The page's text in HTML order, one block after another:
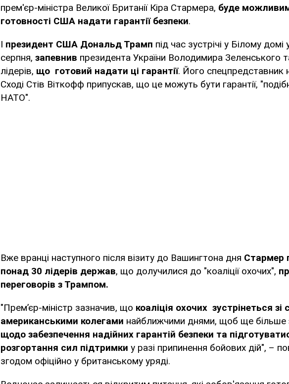
прем'єр-міністра Великої Британії Кіра Стармера, буде
готовності США надати гарантії безпеки.
І президент США Дональд Трамп під час зустрічі у Білому
серпня, запевнив президента України Володимира Зеленського
лідерів, що готовий надати ці гарантії. Його спецпредставник
Сході Стів Віткофф припускав, що це можуть бути гарантії,
НАТО".
Вже вранці наступного після візиту до Вашингтона дня Стармер
понад 30 лідерів держав, що долучилися до "коаліції охочих",
переговорів з Трампом.
"Прем’єр-міністр зазначив, що коаліція охочих зустрінеться зі
американськими колегами найближчими днями, щоб ще більше
щодо забезпечення надійних гарантій безпеки та
розгортання сил підтримки у разі припинення бойових дій", –
згодом офіційно у британському уряді.